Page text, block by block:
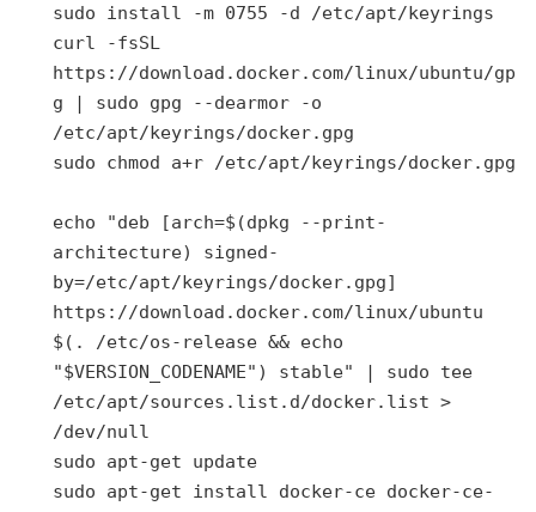
sudo install -m 0755 -d /etc/apt/keyrings
curl -fsSL
https://download.docker.com/linux/ubuntu/gp
g | sudo gpg --dearmor -o
/etc/apt/keyrings/docker.gpg
sudo chmod a+r /etc/apt/keyrings/docker.gpg
echo "deb [arch=$(dpkg --print-
architecture) signed-
by=/etc/apt/keyrings/docker.gpg]
https://download.docker.com/linux/ubuntu
$(. /etc/os-release && echo
"$VERSION_CODENAME") stable" | sudo tee
/etc/apt/sources.list.d/docker.list >
/dev/null
sudo apt-get update
sudo apt-get install docker-ce docker-ce-